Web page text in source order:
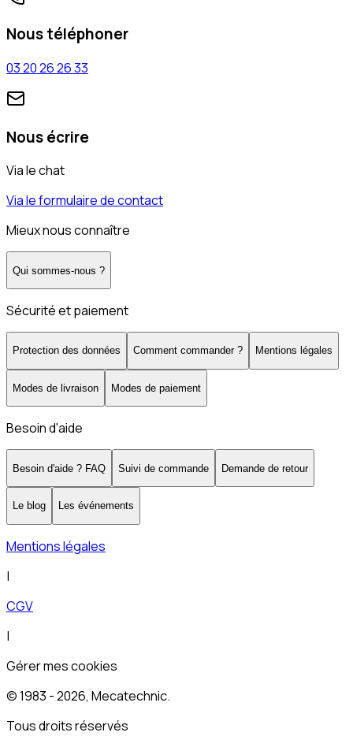
Nous téléphoner
03 20 26 26 33
Nous écrire
Via le chat
Via le formulaire de contact
Mieux nous connaître
Qui sommes-nous ?
Sécurité et paiement
Protection des données Comment commander ? Mentions légales
Modes de livraison Modes de paiement
Besoin d'aide
Besoin d'aide ? FAQ Suivi de commande Demande de retour
Le blog Les événements
Mentions légales
|
CGV
|
Gérer mes cookies
© 1983 -2026, Mecatechnic.
Tous droits réservés